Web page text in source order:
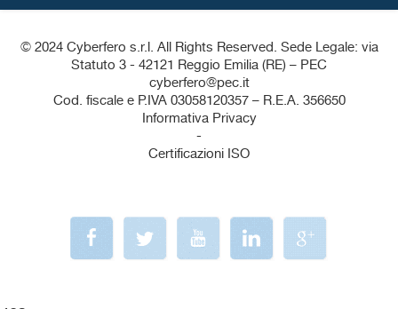
© 2024 Cyberfero s.r.l. All Rights Reserved. Sede Legale: via
Statuto 3 - 42121 Reggio Emilia (RE) – PEC
cyberfero@pec.it
Cod. fiscale e P.IVA 03058120357 – R.E.A. 356650
Informativa Privacy
-
Certificazioni ISO